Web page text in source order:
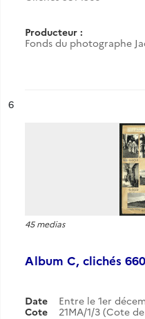
Producteur :
Fonds du photographe
n°
6
45 medias
Album C, clichés
Date
Entre le 1er
Cote
21MA/1/3 (Cote